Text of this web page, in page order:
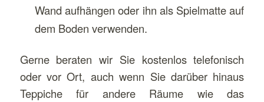
Wand aufhängen oder ihn als Spielmatte auf
dem Boden verwenden.
Gerne beraten wir Sie kostenlos telefonisch
oder vor Ort, auch wenn Sie darüber hinaus
Teppiche für andere Räume wie das